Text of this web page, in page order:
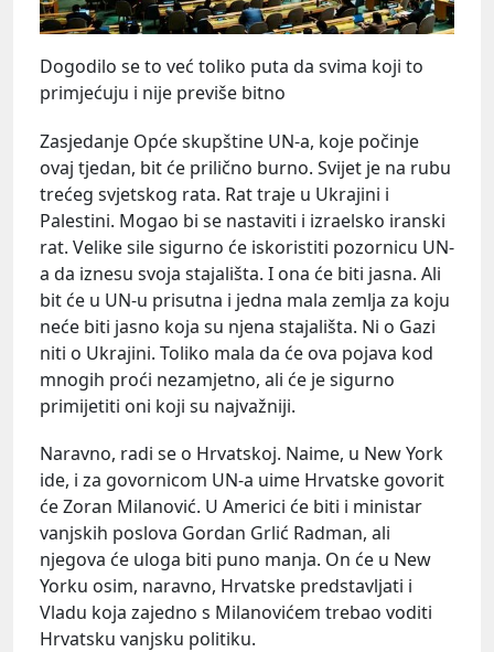
Dogodilo se to već toliko puta da svima koji to
primjećuju i nije previše bitno
Zasjedanje Opće skupštine UN-a, koje počinje
ovaj tjedan, bit će prilično burno. Svijet je na rubu
trećeg svjetskog rata. Rat traje u Ukrajini i
Palestini. Mogao bi se nastaviti i izraelsko iranski
rat. Velike sile sigurno će iskoristiti pozornicu UN-
a da iznesu svoja stajališta. I ona će biti jasna. Ali
bit će u UN-u prisutna i jedna mala zemlja za koju
neće biti jasno koja su njena stajališta. Ni o Gazi
niti o Ukrajini. Toliko mala da će ova pojava kod
mnogih proći nezamjetno, ali će je sigurno
primijetiti oni koji su najvažniji.
Naravno, radi se o Hrvatskoj. Naime, u New York
ide, i za govornicom UN-a uime Hrvatske govorit
će Zoran Milanović. U Americi će biti i ministar
vanjskih poslova Gordan Grlić Radman, ali
njegova će uloga biti puno manja. On će u New
Yorku osim, naravno, Hrvatske predstavljati i
Vladu koja zajedno s Milanovićem trebao voditi
Hrvatsku vanjsku politiku.